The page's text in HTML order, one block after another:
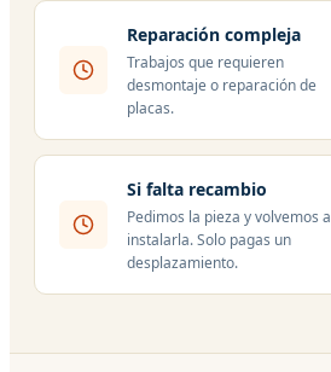
Reparación compleja
Trabajos que requieren
desmontaje o reparación de
placas.
Si falta recambio
Pedimos la pieza y volvemos a
instalarla. Solo pagas un
desplazamiento.